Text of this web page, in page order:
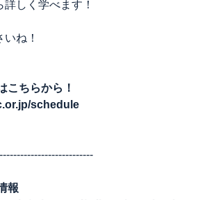
しく学べます！
ね！
こちらから！
schedule
報